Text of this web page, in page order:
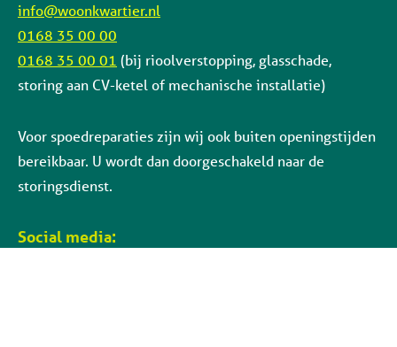
info@woonkwartier.nl
0168 35 00 00
0168 35 00 01 (bij rioolverstopping, glasschade,
storing aan CV-ketel of mechanische installatie)
Voor spoedreparaties zijn wij ook buiten openingstijden
bereikbaar. U wordt dan doorgeschakeld naar de
storingsdienst.
Social media: